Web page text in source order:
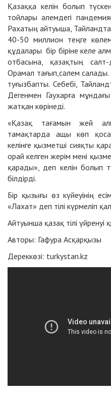
Қазаққа келін болып
тойлары әлемдегі
Рахатың айтуыша,
40-50 миллион теңге
құдалары бір біріне келе
отбасына, қазақтың салт-
Орамал тағып,сәлем
туғызбапты. Себебі,
Дегенмен Гаухарға
жатқан көрінеді.
«Қазақ тағамын жей
тамақтарда ащы көп
келінге қызметші сияқты
орай келген жерім мені
қарады», деп келін болып
білдірді.
Бір қызығы өз күйеуінің
«Лахат» деп тілі күрмеліп
Айтуынша қазақ тілі үйренуі
Авторы: Гафура Асқарқызы
Дереккөзі: turkystan.kz